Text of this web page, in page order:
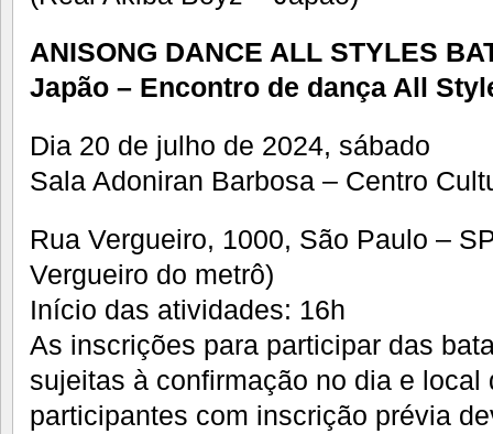
ANISONG DANCE ALL STYLES
Japão – Encontro de dança All
Dia 20 de julho de 2024, sábado
Sala Adoniran Barbosa – Centro
Rua Vergueiro, 1000, São Paulo –
Vergueiro do metrô)
Início das atividades: 16h
As inscrições para participar das
sujeitas à confirmação no dia e local
participantes com inscrição prévia